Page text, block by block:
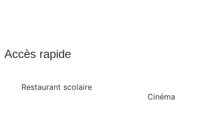
Accès rapide
Restaurant scolaire
Cinéma